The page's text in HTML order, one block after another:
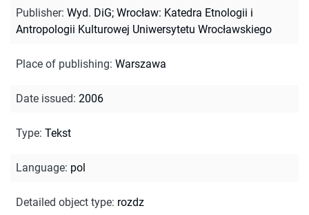
Publisher: Wyd. DiG; Wrocław: Katedra Etnologii i
Antropologii Kulturowej Uniwersytetu Wrocławskiego
Place of publishing: Warszawa
Date issued: 2006
Type: Tekst
Language: pol
Detailed object type: rozdz